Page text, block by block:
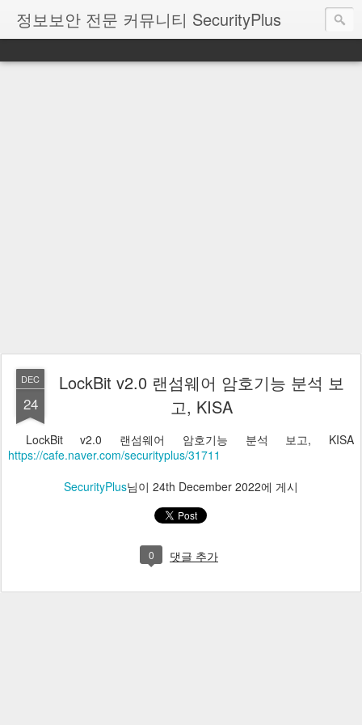
정보보안 전문 커뮤니티 SecurityPlus
DEC
24
LockBit v2.0 랜섬웨어 암호기능 분석 보
고, KISA
LockBit v2.0 랜섬웨어 암호기능 분석 보고, KISA
https://cafe.naver.com/securityplus/31711
SecurityPlus님이 24th December 2022에 게시
0 댓글 추가